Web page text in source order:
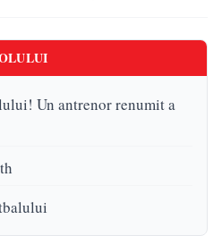
Un antrenor renumit a